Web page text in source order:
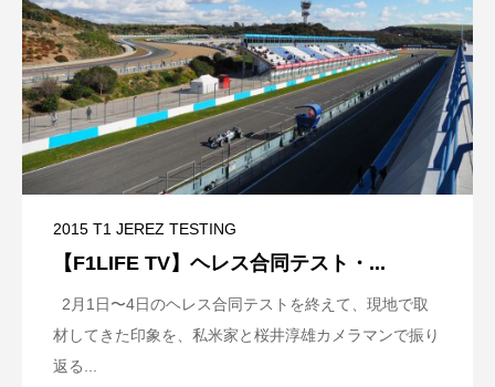
2015 T1 JEREZ TESTING
【F1LIFE TV】ヘレス合同テスト・...
2月1日〜4日のヘレス合同テストを終えて、現地で取
材してきた印象を、私米家と桜井淳雄カメラマンで振り
返る...